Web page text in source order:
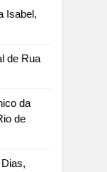
Isabel,
de Rua
da
de